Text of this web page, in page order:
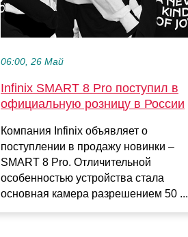
06:00, 26 Май
Infinix SMART 8 Pro поступил в
официальную розницу в России
Компания Infinix объявляет о
поступлении в продажу новинки –
SMART 8 Pro. Отличительной
особенностью устройства стала
основная камера разрешением 50 ...